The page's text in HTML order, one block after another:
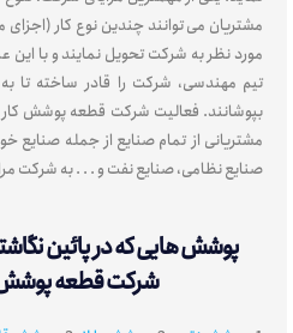
مشتریان می توانند چندین نوع کار
مورد نظر به شرکت تحویل نمایند و با
تیم مهندسی، شرکت را قادر ساخته تا
بپوشانند. فعالیت شرکت قطعه پوشش
مشتریانی از تمام صنایع از جمله صنایع
صنایع نظامی، صنایع نفت و . . . به شرکت
پوشش هایی که در پائین
شرکت قطعه پوشش